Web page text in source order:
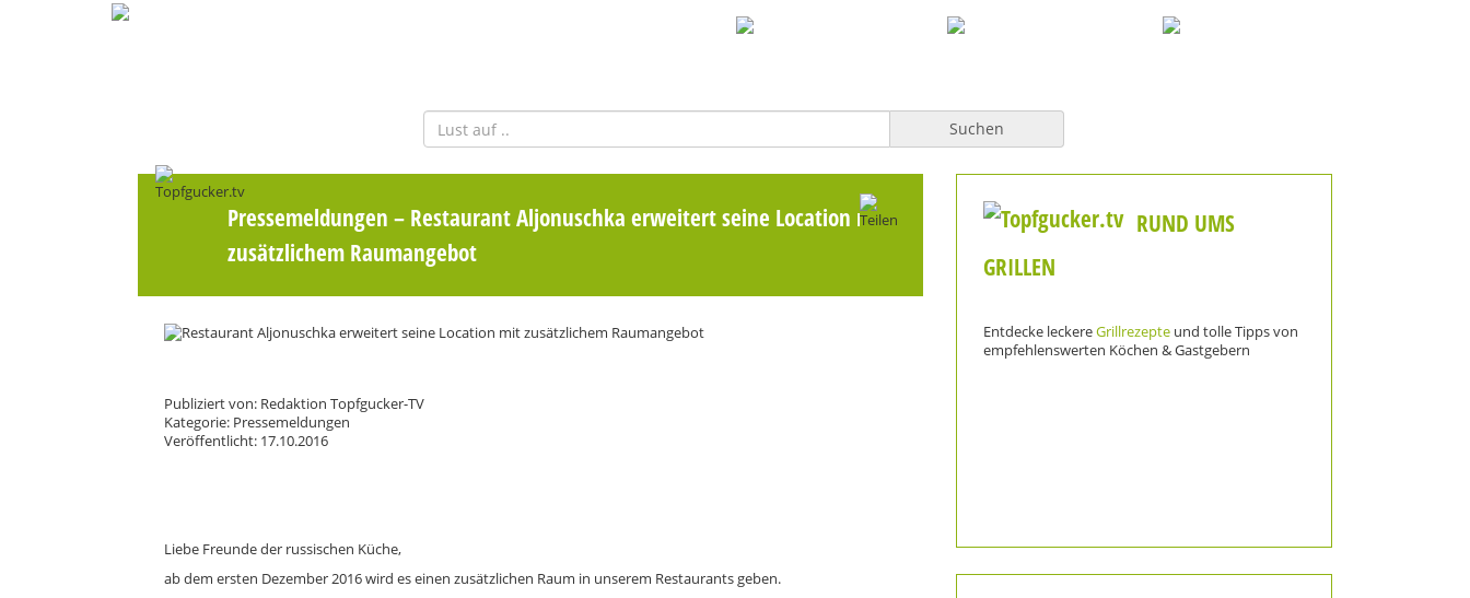
Suchen
Pressemeldungen – Restaurant Aljonuschka erweitert seine Location mit
zusätzlichem Raumangebot
Publiziert von: Redaktion Topfgucker-TV
Kategorie: Pressemeldungen
Veröffentlicht: 17.10.2016
Liebe Freunde der russischen Küche,
ab dem ersten Dezember 2016 wird es einen zusätzlichen Raum in unserem Restaurants geben.
RUND UMS
GRILLEN
Entdecke leckereGrillrezepte und tolle Tipps von
empfehlenswerten Köchen & Gastgebern